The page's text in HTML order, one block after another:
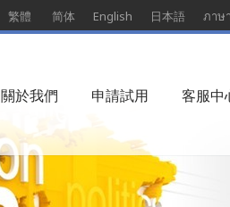
繁體 简体 English 日本語 ภาษ
關於我們 申請試用 客服中